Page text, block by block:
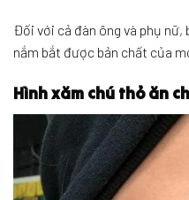
Đối với cả đàn ông và phụ nữ,
nắm bắt được bản chất của
Hình xăm chú thỏ ăn